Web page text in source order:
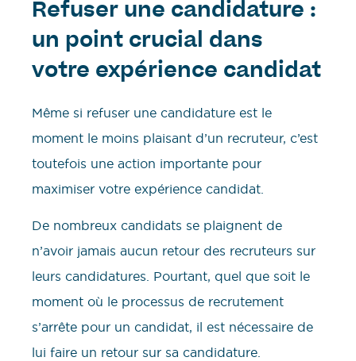
Refuser une candidature :
un point crucial dans
votre expérience candidat
Même si refuser une candidature est le
moment le moins plaisant d’un recruteur, c’est
toutefois une action importante pour
maximiser votre expérience candidat.
De nombreux candidats se plaignent de
n’avoir jamais aucun retour des recruteurs sur
leurs candidatures. Pourtant, quel que soit le
moment où le processus de recrutement
s’arrête pour un candidat, il est nécessaire de
lui faire un retour sur sa candidature.